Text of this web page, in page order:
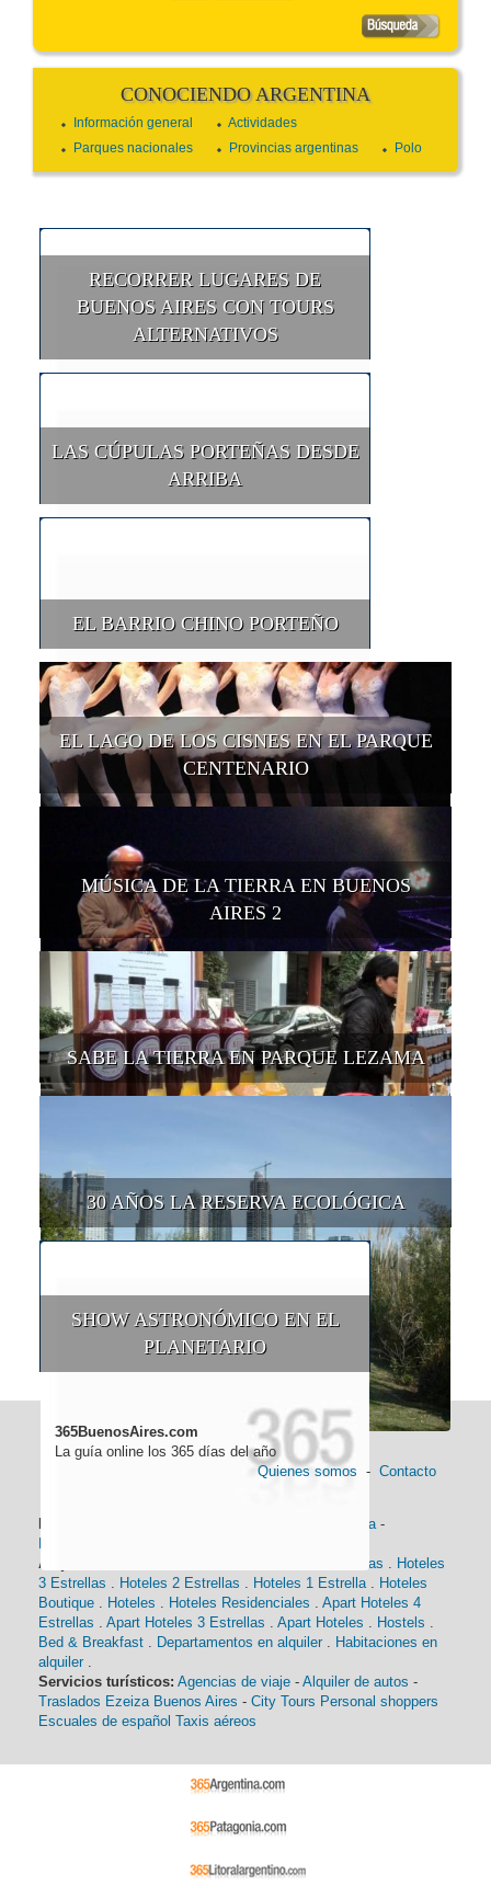
CONOCIENDO ARGENTINA
Información general
Actividades
Parques nacionales
Provincias argentinas Polo
RECORRER LUGARES DE
BUENOS AIRES CON TOURS
ALTERNATIVOS
LAS CÚPULAS PORTEÑAS DESDE
ARRIBA
EL BARRIO CHINO PORTEÑO
EL LAGO DE LOS CISNES EN EL PARQUE
CENTENARIO
MÚSICA DE LA TIERRA EN BUENOS
AIRES 2
SABE LA TIERRA EN PARQUE LEZAMA
30 AÑOS LA RESERVA ECOLÓGICA
SHOW ASTRONÓMICO EN EL
PLANETARIO
365BuenosAires.com
La guía online los 365 días del año
Quienes somos - Contacto
Historia -
Alojamiento:
Hoteles 4 Estrellas
Hoteles
3 Estrellas
Hoteles 2 Estrellas Hoteles 1 Estrella
Hoteles
Boutique
Hoteles Hoteles Residenciales
Apart Hoteles 4
Estrellas
Apart Hoteles 3 Estrellas Apart Hoteles Hostels
Bed & Breakfast
Departamentos en alquiler
Habitaciones en
alquiler
Servicios turísticos: Agencias de viaje - Alquiler de autos -
Traslados Ezeiza Buenos Aires - City Tours Personal shoppers
Escuales de español Taxis aéreos